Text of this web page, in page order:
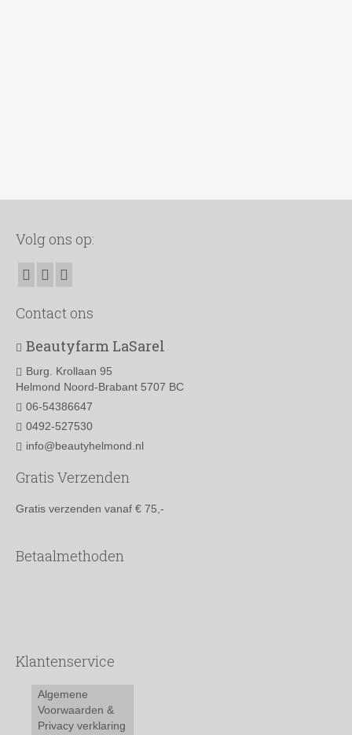
Volg ons op:
Contact ons
Beautyfarm LaSarel
Burg. Krollaan 95
Helmond Noord-Brabant 5707 BC
06-54386647
0492-527530
info@beautyhelmond.nl
Gratis Verzenden
Gratis verzenden vanaf € 75,-
Betaalmethoden
Klantenservice
Algemene
Voorwaarden &
Privacy verklaring